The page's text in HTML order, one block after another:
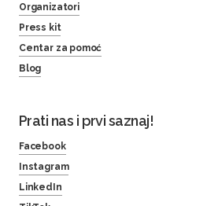
Organizatori
Press kit
Centar za pomoć
Blog
Prati nas i prvi saznaj!
Facebook
Instagram
LinkedIn